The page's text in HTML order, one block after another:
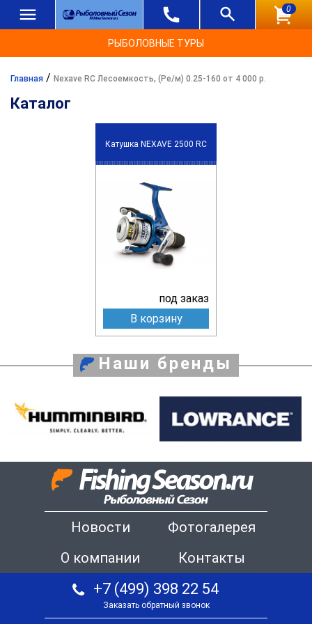
0
РЫБОЛОВНЫЕ ТУРЫ
Главная / Nexave RC Лесоемкость, (Ре/м) 0.25-160 от 4 000 р.
Каталог
Катушка NEXAVE 2500 RC
под заказ
В корзину
Наши бренды
Новости
Фотогалерея
О компании
Контакты
+7 (499) 398 22 54
Заказать обратный звонок